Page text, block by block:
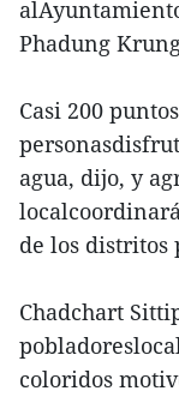
Phadung
Casi 200
agua, dijo, y
de los distritos
Chadchart
coloridos